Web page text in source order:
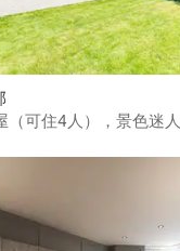
（可住4人），景色迷人